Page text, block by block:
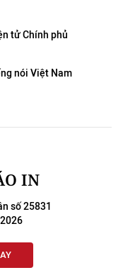
tử Chính phủ
nói Việt Nam
IN
số 25831